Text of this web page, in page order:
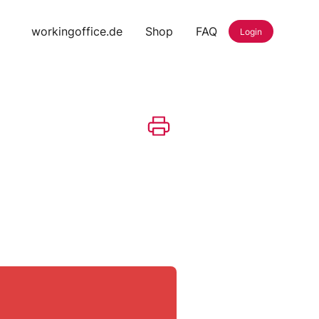
workingoffice.de Shop FAQ Login